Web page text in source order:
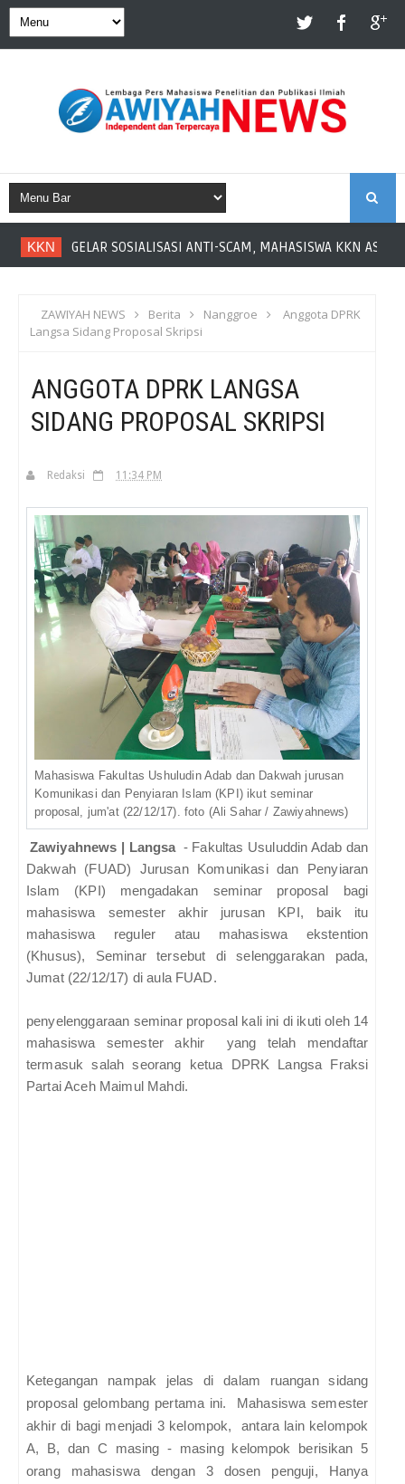
KKN GELAR SOSIALISASI ANTI-SCAM, MAHASISWA KKN ASAH
ZAWIYAH NEWS Berita Nanggroe
Anggota DPRK
Langsa Sidang Proposal Skripsi
ANGGOTA DPRK LANGSA
SIDANG PROPOSAL SKRIPSI
Redaksi 11:34 PM
Mahasiswa Fakultas Ushuludin Adab dan Dakwah jurusan
Komunikasi dan Penyiaran Islam (KPI) ikut seminar
proposal, jum'at (22/12/17). foto (Ali Sahar / Zawiyahnews)
Zawiyahnews | Langsa - Fakultas Usuluddin Adab dan
Dakwah (FUAD) Jurusan Komunikasi dan Penyiaran
Islam (KPI) mengadakan seminar proposal bagi
mahasiswa semester akhir jurusan KPI, baik itu
mahasiswa reguler atau mahasiswa ekstention
(Khusus), Seminar tersebut di selenggarakan pada,
Jumat (22/12/17) di aula FUAD.
penyelenggaraan seminar proposal kali ini di ikuti oleh 14
mahasiswa semester akhir yang telah mendaftar
termasuk salah seorang ketua DPRK Langsa Fraksi
Partai Aceh Maimul Mahdi.
Ketegangan nampak jelas di dalam ruangan sidang
proposal gelombang pertama ini. Mahasiswa semester
akhir di bagi menjadi 3 kelompok, antara lain kelompok
A, B, dan C masing - masing kelompok berisikan 5
orang mahasiswa dengan 3 dosen penguji, Hanya